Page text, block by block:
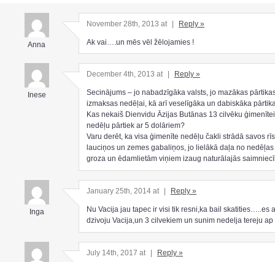
Anna
November 28th, 2013 at | Reply »
Ak vai….un mēs vēl žēlojamies !
Inese
December 4th, 2013 at Reply »
Secinājums – jo nabadzīgāka valsts, jo mazākas
izmaksas nedēļai, kā arī veselīgāka un dabiskāka
Kas nekaiš Dienvidu Āzijas Butānas 13 cilvēku
nedēļu pārtiek ar 5 dolāriem?
Varu derēt, ka visa ģimenīte nedēļu čakli strādā savos
lauciņos un zemes gabaliņos, jo lielākā daļa no
groza un ēdamlietām viņiem izaug naturālajās
Inga
January 25th, 2014 at Reply »
Nu Vacija jau tapec ir visi tik resni,ka bail skatities…..es
dzivoju Vacija,un 3 cilvekiem un sunim nedelja tereju ap
July 14th, 2017 at | Reply »